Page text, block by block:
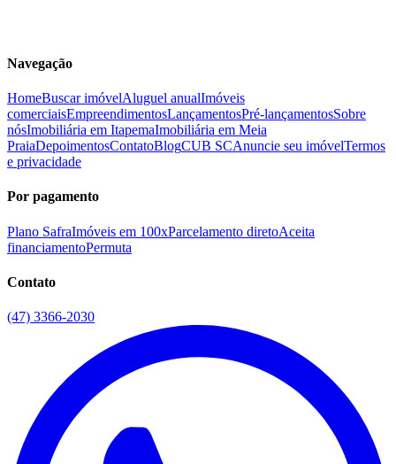
Navegação
HomeBuscar imóvelAluguel anualImóveis
comerciaisEmpreendimentosLançamentosPré-lançamentosSobre
nósImobiliária em ItapemaImobiliária em Meia
PraiaDepoimentosContatoBlogCUB SCAnuncie seu imóvelTermos
e privacidade
Por pagamento
Plano SafraImóveis em 100xParcelamento diretoAceita
financiamentoPermuta
Contato
(47) 3366-2030